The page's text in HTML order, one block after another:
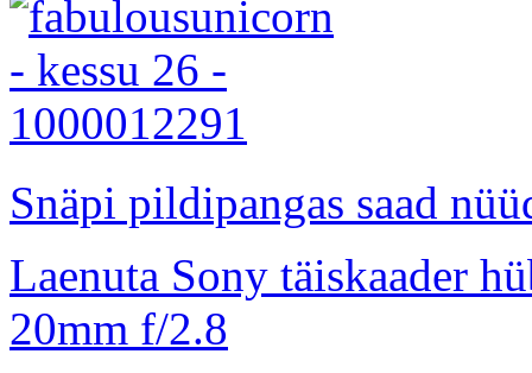
Snäpi pildipangas saad
Laenuta Sony täiskaader
20mm f/2.8